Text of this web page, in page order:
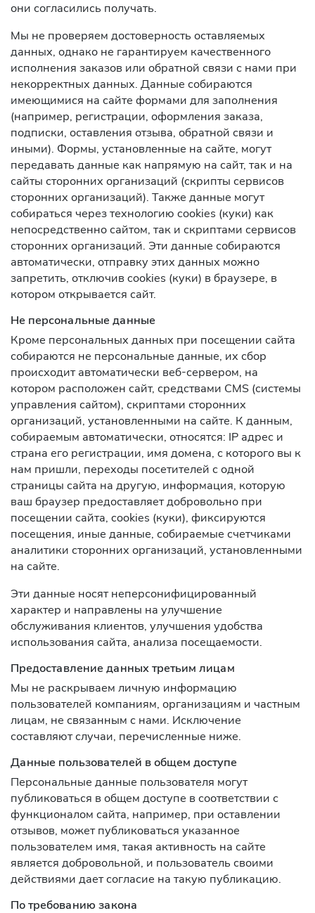
они согласились получать.
Мы не проверяем достоверность оставляемых
данных, однако не гарантируем качественного
исполнения заказов или обратной связи с нами при
некорректных данных. Данные собираются
имеющимися на сайте формами для заполнения
(например, регистрации, оформления заказа,
подписки, оставления отзыва, обратной связи и
иными). Формы, установленные на сайте, могут
передавать данные как напрямую на сайт, так и на
сайты сторонних организаций (скрипты сервисов
сторонних организаций). Также данные могут
собираться через технологию cookies (куки) как
непосредственно сайтом, так и скриптами сервисов
сторонних организаций. Эти данные собираются
автоматически, отправку этих данных можно
запретить, отключив cookies (куки) в браузере, в
котором открывается сайт.
Не персональные данные
Кроме персональных данных при посещении сайта
собираются не персональные данные, их сбор
происходит автоматически веб-сервером, на
котором расположен сайт, средствами CMS (системы
управления сайтом), скриптами сторонних
организаций, установленными на сайте. К данным,
собираемым автоматически, относятся: IP адрес и
страна его регистрации, имя домена, с которого вы к
нам пришли, переходы посетителей с одной
страницы сайта на другую, информация, которую
ваш браузер предоставляет добровольно при
посещении сайта, cookies (куки), фиксируются
посещения, иные данные, собираемые счетчиками
аналитики сторонних организаций, установленными
на сайте.
Эти данные носят неперсонифицированный
характер и направлены на улучшение
обслуживания клиентов, улучшения удобства
использования сайта, анализа посещаемости.
Предоставление данных третьим лицам
Мы не раскрываем личную информацию
пользователей компаниям, организациям и частным
лицам, не связанным с нами. Исключение
составляют случаи, перечисленные ниже.
Данные пользователей в общем доступе
Персональные данные пользователя могут
публиковаться в общем доступе в соответствии с
функционалом сайта, например, при оставлении
отзывов, может публиковаться указанное
пользователем имя, такая активность на сайте
является добровольной, и пользователь своими
действиями дает согласие на такую публикацию.
По требованию закона